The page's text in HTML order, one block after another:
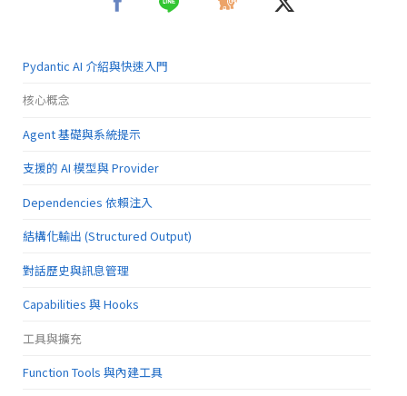
Pydantic AI 介紹與快速入門
核心概念
Agent 基礎與系統提示
支援的 AI 模型與 Provider
Dependencies 依賴注入
結構化輸出 (Structured Output)
對話歷史與訊息管理
Capabilities 與 Hooks
工具與擴充
Function Tools 與內建工具